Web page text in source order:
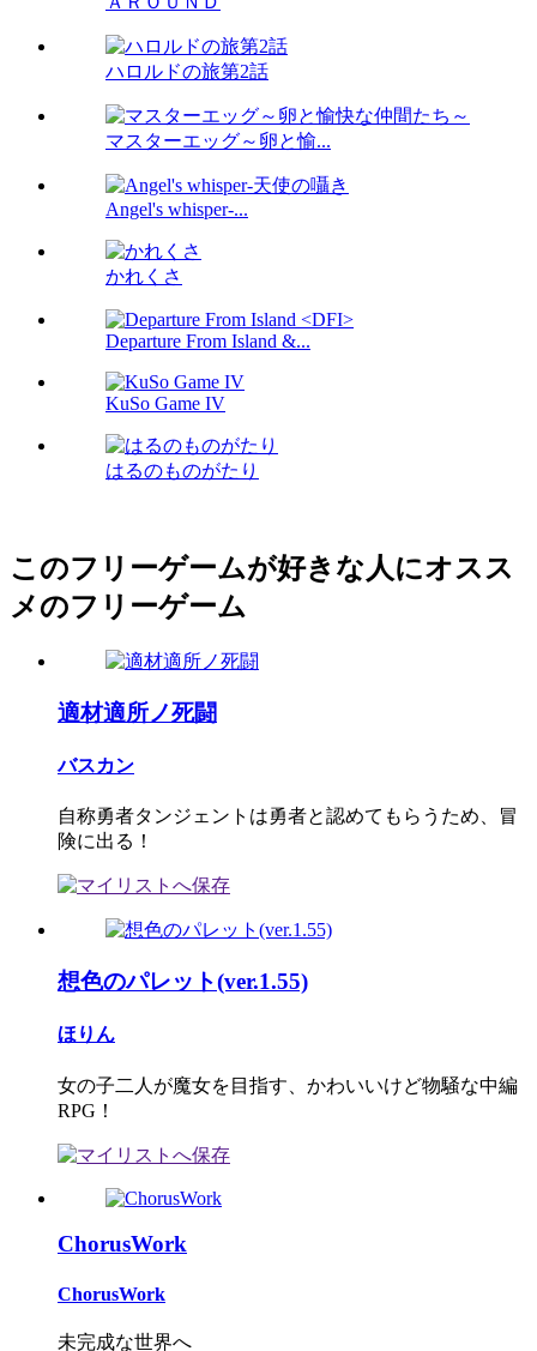
ハロルドの旅第2話
マスターエッグ～卵と愉...
Angel's whisper-...
かれくさ
Departure From Island &...
KuSo Game IV
はるのものがたり
このフリーゲームが好きな人にオスス
メのフリーゲーム
適材適所ノ死闘
バスカン
自称勇者タンジェントは勇者と認めてもらうため、冒
険に出る！
想色のパレット(ver.1.55)
ほりん
女の子二人が魔女を目指す、かわいいけど物騒な中編
RPG！
ChorusWork
ChorusWork
未完成な世界へ